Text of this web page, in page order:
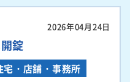
2026年04月24日
錠
宅・店舗・事務所